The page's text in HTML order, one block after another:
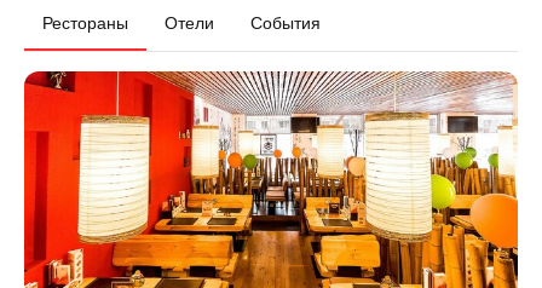
Рестораны Отели События